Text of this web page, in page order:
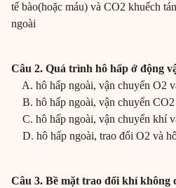
tế bào(hoặc máu) và CO2 khuếch
ngoài
Câu 2. Quá trình hô hấp ở động
A. hô hấp ngoài, vận chuyển O2
B. hô hấp ngoài, vận chuyển CO2
C. hô hấp ngoài, vận chuyển khí
D. hô hấp ngoài, trao đổi O2 và
Câu 3. Bề mặt trao đổi khí không